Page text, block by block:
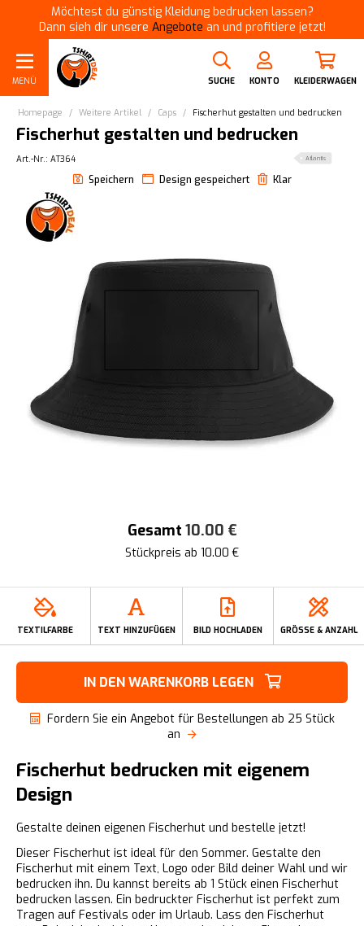
Möchtest du günstig Kleidung bedrucken lassen?
Dann sieh dir unsere Angebote an und profitiere jetzt!
MENÜ SUCHE KONTO KLEIDERWAGEN
Homepage / Weitere Artikel / Caps / Fischerhut gestalten und bedrucken
Fischerhut gestalten und bedrucken
Atlantis
Art.-Nr.: AT364
Speichern Design gespeichert Klar
Gesamt 10.00 €
Stückpreis ab 10.00 €
TEXTILFARBE TEXT HINZUFÜGEN BILD HOCHLADEN GRÖSSE & ANZAHL
IN DEN WARENKORB LEGEN
Fordern Sie ein Angebot für Bestellungen ab 25 Stück
an
Fischerhut bedrucken mit eigenem
Design
Gestalte deinen eigenen Fischerhut und bestelle jetzt!
Dieser Fischerhut ist ideal für den Sommer. Gestalte den
Fischerhut mit einem Text, Logo oder Bild deiner Wahl und wir
bedrucken ihn. Du kannst bereits ab 1 Stück einen Fischerhut
bedrucken lassen. Ein bedruckter Fischerhut ist perfekt zum
Tragen auf Festivals oder im Urlaub. Lass den Fischerhut